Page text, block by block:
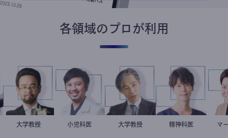
各領域のプロが利用
金谷一朗
大学教授 今西洋介
小児科医 加藤忠史
大学教授 藤野智哉
精神科医